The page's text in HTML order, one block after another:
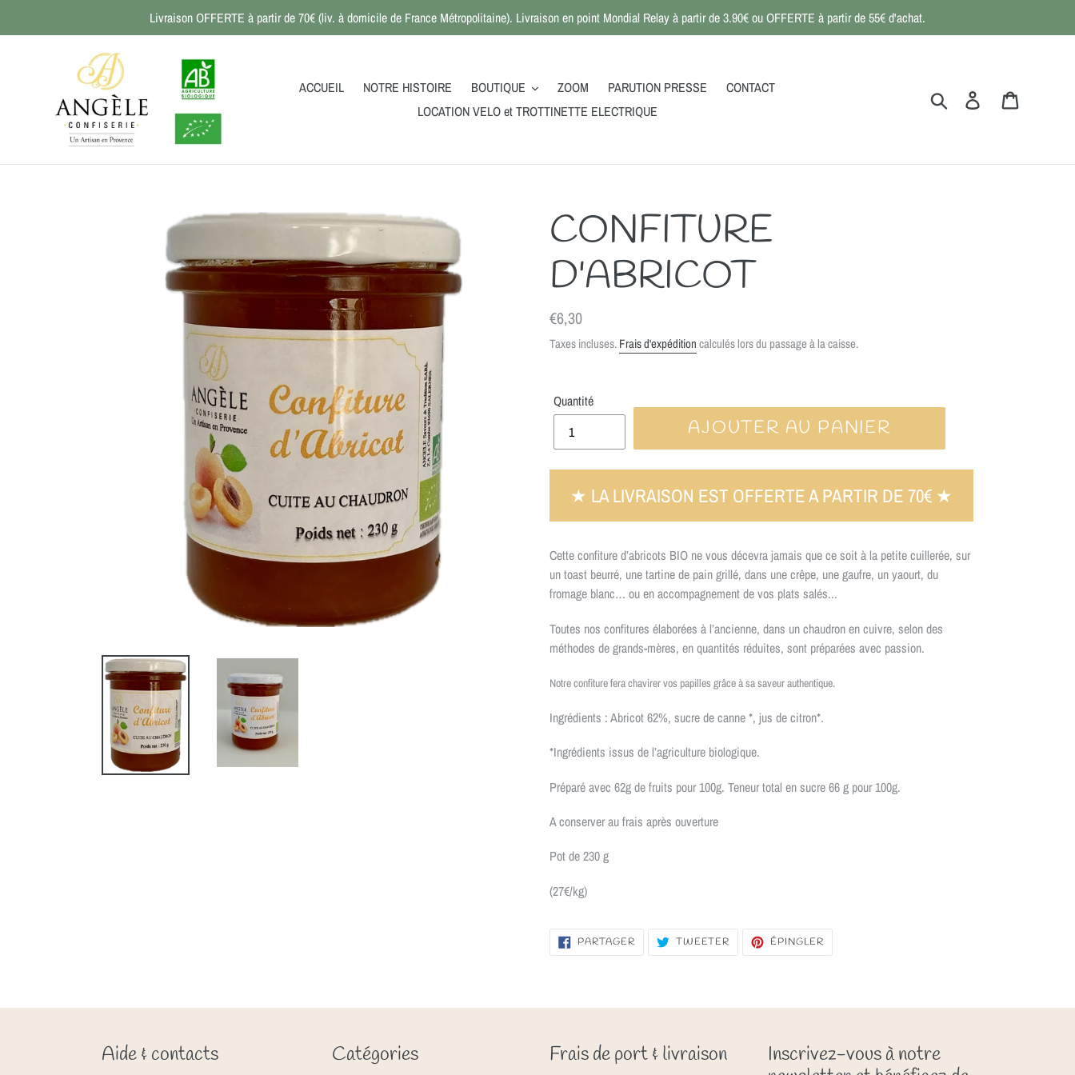
Livraison OFFERTE à partir de 70€ (liv. à domicile de France Métropolitaine). Livraison en point Mondial Relay à partir de 3.90€ ou OFFERTE à partir de 55€ d'achat.
ACCUEIL NOTRE HISTOIRE BOUTIQUE ZOOM PARUTION PRESSE
CONTACT
LOCATION VELO et TROTTINETTE ELECTRIQUE
RechercherSe connecter
CONFITURE
D'ABRICOT
Prix
normal
€6,30
Taxes incluses.Frais d'expéditioncalculés lors du passage à la caisse.
Quantité
AJOUTER AU PANIER
Cette confiture d’abricots BIO ne vous décevra jamais que ce soit à la petite cuillerée, sur
un toast beurré, une tartine de pain grillé, dans une crêpe, une gaufre, un yaourt, du
fromage blanc… ou en accompagnement de vos plats salés...
Toutes nos confitures élaborées à l’ancienne, dans un chaudron en cuivre, selon des
méthodes de grands-mères, en quantités réduites, sont préparées avec passion.
Notre confiture fera chavirer vos papilles grâce à sa saveur authentique.
Ingrédients : Abricot 62%, sucre de canne *, jus de citron*.
*Ingrédients issus de l’agriculture biologique.
Préparé avec 62g de fruits pour 100g. Teneur total en sucre 66 g pour 100g.
A conserver au frais après ouverture
Pot de 230 g
(27€/kg)
PARTAGERPARTAGER
SUR
TWEETER TWEETERÉPINGLER
Aide & contacts Catégories Frais de port & livraison
Inscrivez-vous à notre